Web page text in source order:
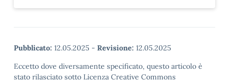
Pubblicato: 12.05.2025 - Revisione: 12.05.2025
Eccetto dove diversamente specificato, questo articolo è
stato rilasciato sotto Licenza Creative Commons